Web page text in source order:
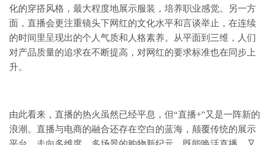
化的穿搭风格，最大程度地展示服装，培养职业感觉。另一方
面，直播会更注重镜头下网红的文化水平和言谈举止，在连续
的时间里呈现出的个人气质和人格素养。从平面到三维，人们
对产品质量的追求在不断提高，对网红的要求标准也在同步上
升。
由此看来，直播的热火虽然已经平息，但“直播+”又是一阵新的
浪潮。直播与电商的融合还存在空白的蓝海，颠覆传统的展示